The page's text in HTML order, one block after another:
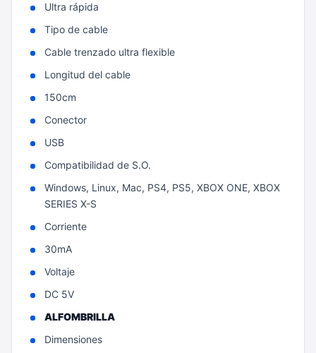
Ultra rápida
Tipo de cable
Cable trenzado ultra flexible
Longitud del cable
150cm
Conector
USB
Compatibilidad de S.O.
Windows, Linux, Mac, PS4, PS5, XBOX ONE, XBOX
SERIES X-S
Corriente
30mA
Voltaje
DC 5V
ALFOMBRILLA
Dimensiones